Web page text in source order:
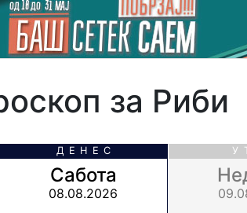
за Риби
ДЕНЕС
Сабота
08.08.2026